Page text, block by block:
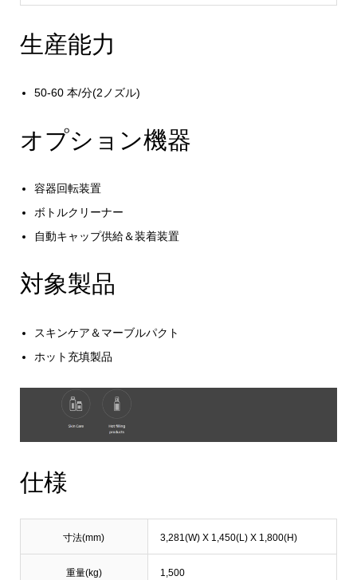
生産能力
50-60 本/分(2ノズル)
オプション機器
容器回転装置
ボトルクリーナー
自動キャップ供給＆装着装置
対象製品
スキンケア＆マーブルパクト
ホット充填製品
仕様
寸法(mm) 3,281(W) X 1,450(L) X 1,800(H)
重量(kg) 1,500